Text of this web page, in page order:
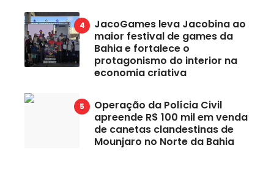
JacoGames leva Jacobina ao
maior festival de games da
Bahia e fortalece o
protagonismo do interior na
economia criativa
Operação da Polícia Civil
apreende R$ 100 mil em venda
de canetas clandestinas de
Mounjaro no Norte da Bahia